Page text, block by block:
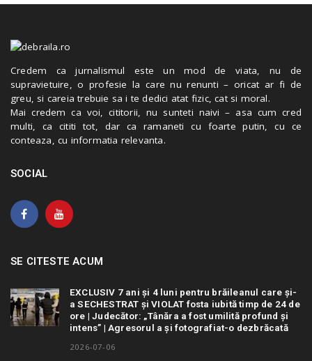
Credem ca jurnalismul este un mod de viata, nu de
supravietuire, o profesie la care nu renunti – oricat ar fi de
greu, si careia trebuie sa i te dedici atat fizic, cat si moral.
Mai credem ca voi, cititorii, nu sunteti naivi – asa cum cred
multi, ca cititi tot, dar ca ramaneti cu foarte putin, cu ce
conteaza, cu informatia relevanta.
SOCIAL
SE CITESTE ACUM
EXCLUSIV 7 ani și 4 luni pentru brăileanul care și-
a SECHESTRAT și VIOLAT fosta iubită timp de 24 de
ore | Judecător: „Tânăra a fost umilită profund și
intens” | Agresorul a și fotografiat-o dezbrăcată
2026-07-06